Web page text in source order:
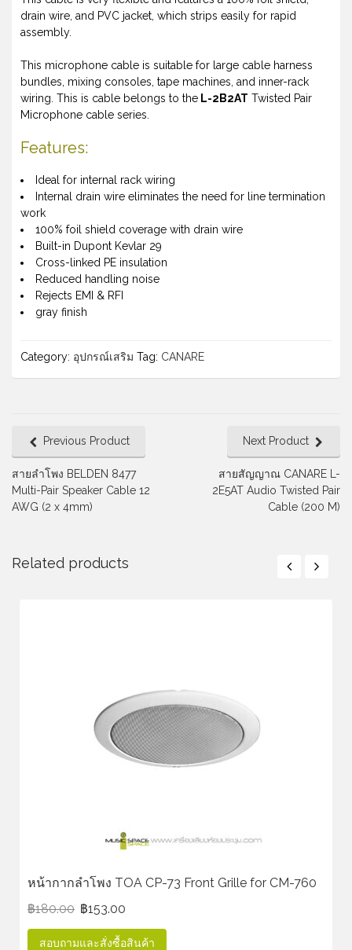
drain wire, and PVC jacket, which strips easily for rapid
assembly.
This microphone cable is suitable for large cable harness
bundles, mixing consoles, tape machines, and inner-rack
wiring. This is cable belongs to the L-2B2AT Twisted Pair
Microphone cable series.
Features:
Ideal for internal rack wiring
Internal drain wire eliminates the need for line termination
work
100% foil shield coverage with drain wire
Built-in Dupont Kevlar 29
Cross-linked PE insulation
Reduced handling noise
Rejects EMI & RFI
gray finish
Category: อุปกรณ์เสริม Tag: CANARE
Previous Product
สายลำโพง BELDEN 8477
Multi-Pair Speaker Cable 12
AWG (2 x 4mm)
Next Product
สายสัญญาณ CANARE L-
2E5AT Audio Twisted Pair
Cable (200 M)
Related products
หน้ากากลำโพง TOA CP-73 Front Grille for CM-760
฿180.00 ฿153.00
สอบถามและสั่งซื้อสินค้า